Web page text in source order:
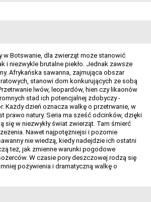
w Botswanie, dla zwierząt może stanowić
i niezwykle brutalne piekło. Jednak zawsze
Afrykańska sawanna, zajmująca obszar
stanowi dom konkurujących ze sobą
lwów, leopardów, hien czy likaonów
stad ich potencjalnej zdobyczy -
Każdy dzień oznacza walkę o przetrwanie, w
prawo natury. Seria ma sześć odcinków, dzięki
się w niezwykły świat zwierząt. Tam śmierć
Nawet najpotężniejsi i pozornie
nie wiedzą, kiedy nadejdzie ich ostatni
też, jak zmienne warunki pogodowe
W czasie pory deszczowej rodzą się
pożywienia i dramatyczną walkę o